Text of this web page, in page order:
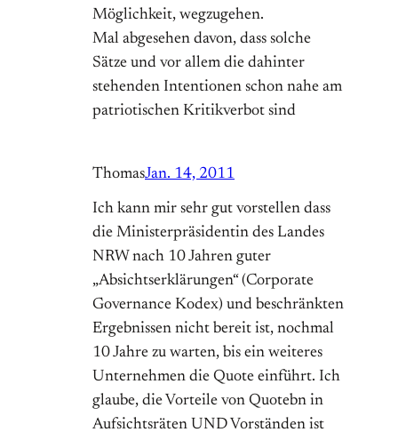
Möglichkeit, wegzugehen.
Mal abgesehen davon, dass solche
Sätze und vor allem die dahinter
stehenden Intentionen schon nahe am
patriotischen Kritikverbot sind
ThomasJan. 14, 2011
Ich kann mir sehr gut vorstellen dass
die Ministerpräsidentin des Landes
NRW nach 10 Jahren guter
„Absichtserklärungen“ (Corporate
Governance Kodex) und beschränkten
Ergebnissen nicht bereit ist, nochmal
10 Jahre zu warten, bis ein weiteres
Unternehmen die Quote einführt. Ich
glaube, die Vorteile von Quotebn in
Aufsichtsräten UND Vorständen ist